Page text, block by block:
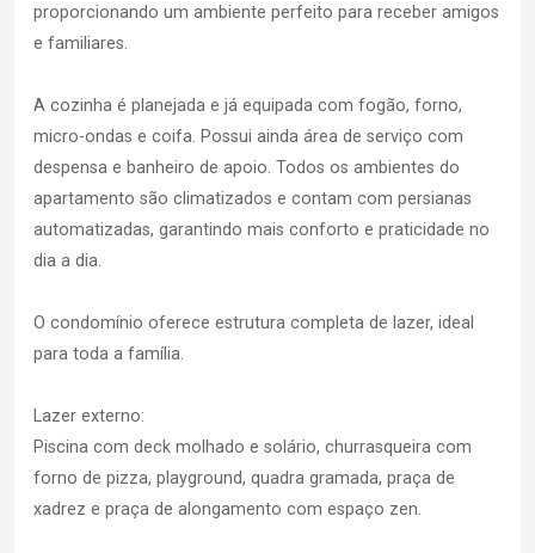
proporcionando um ambiente perfeito para receber amigos
e familiares.
A cozinha é planejada e já equipada com fogão, forno,
micro-ondas e coifa. Possui ainda área de serviço com
despensa e banheiro de apoio. Todos os ambientes do
apartamento são climatizados e contam com persianas
automatizadas, garantindo mais conforto e praticidade no
dia a dia.
O condomínio oferece estrutura completa de lazer, ideal
para toda a família.
Lazer externo:
Piscina com deck molhado e solário, churrasqueira com
forno de pizza, playground, quadra gramada, praça de
xadrez e praça de alongamento com espaço zen.